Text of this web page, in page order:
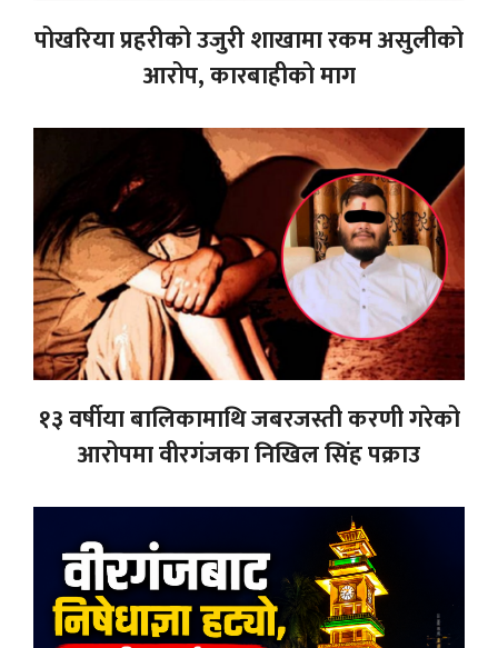
पोखरिया प्रहरीको उजुरी शाखामा रकम असुलीको
आरोप, कारबाहीको माग
१३ वर्षीया बालिकामाथि जबरजस्ती करणी गरेको
आरोपमा वीरगंजका निखिल सिंह पक्राउ